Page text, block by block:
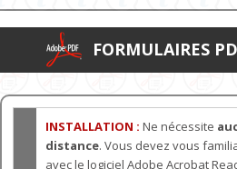
FORMULAIRES
INSTALLATION : Ne nécessite
distance. Vous devez vous
avec le logiciel Adobe Acrobat